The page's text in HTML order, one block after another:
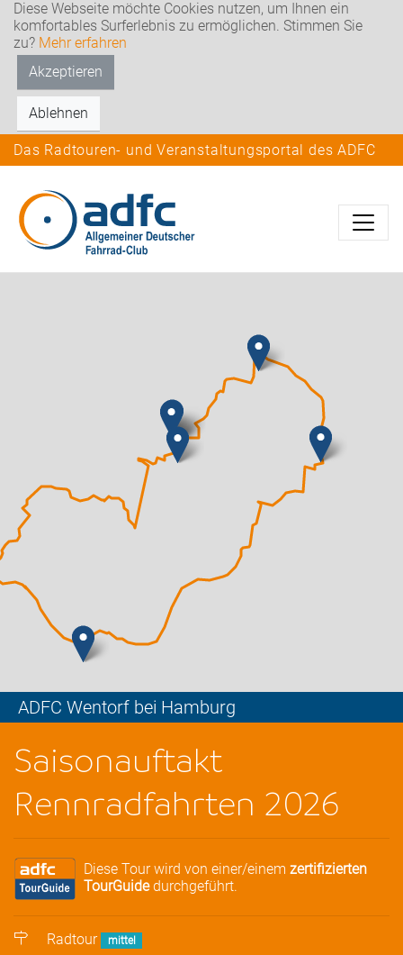
Diese Webseite möchte Cookies nutzen, um Ihnen ein
komfortables Surferlebnis zu ermöglichen. Stimmen Sie
zu? Mehr erfahren
Akzeptieren
Ablehnen
Das Radtouren- und Veranstaltungsportal des ADFC
ADFC Wentorf bei Hamburg
Saisonauftakt
Rennradfahrten 2026
Diese Tour wird von einer/einem zertifizierten
TourGuidedurchgeführt.
Radtour mittel